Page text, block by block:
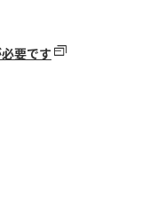
要です